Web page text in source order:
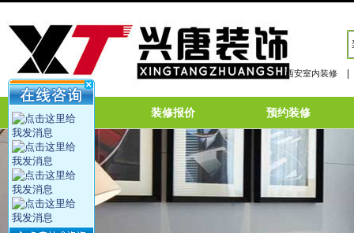
西安室内装修
网站首页 装修报价 预约装修